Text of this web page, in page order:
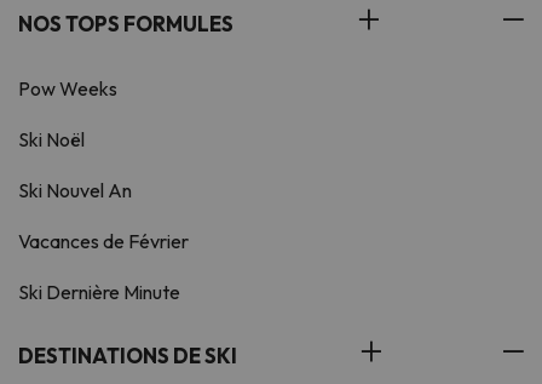
NOS TOPS FORMULES
Pow Weeks
Ski Noël
Ski Nouvel An
Vacances de Février
Ski Dernière Minute
DESTINATIONS DE SKI